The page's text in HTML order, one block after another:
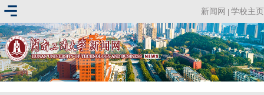
新闻网 学校主页